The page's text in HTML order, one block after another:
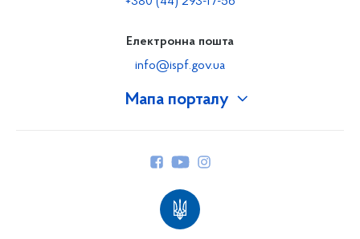
Мапа порталу
Електронна пошта
info@ispf.gov.ua